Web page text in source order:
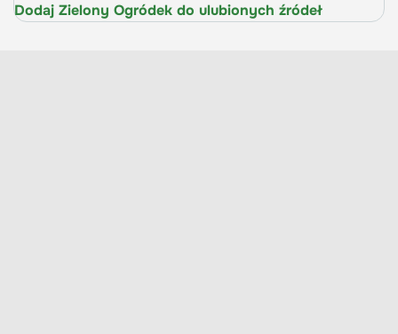
Dodaj Zielony Ogródek do ulubionych źródeł